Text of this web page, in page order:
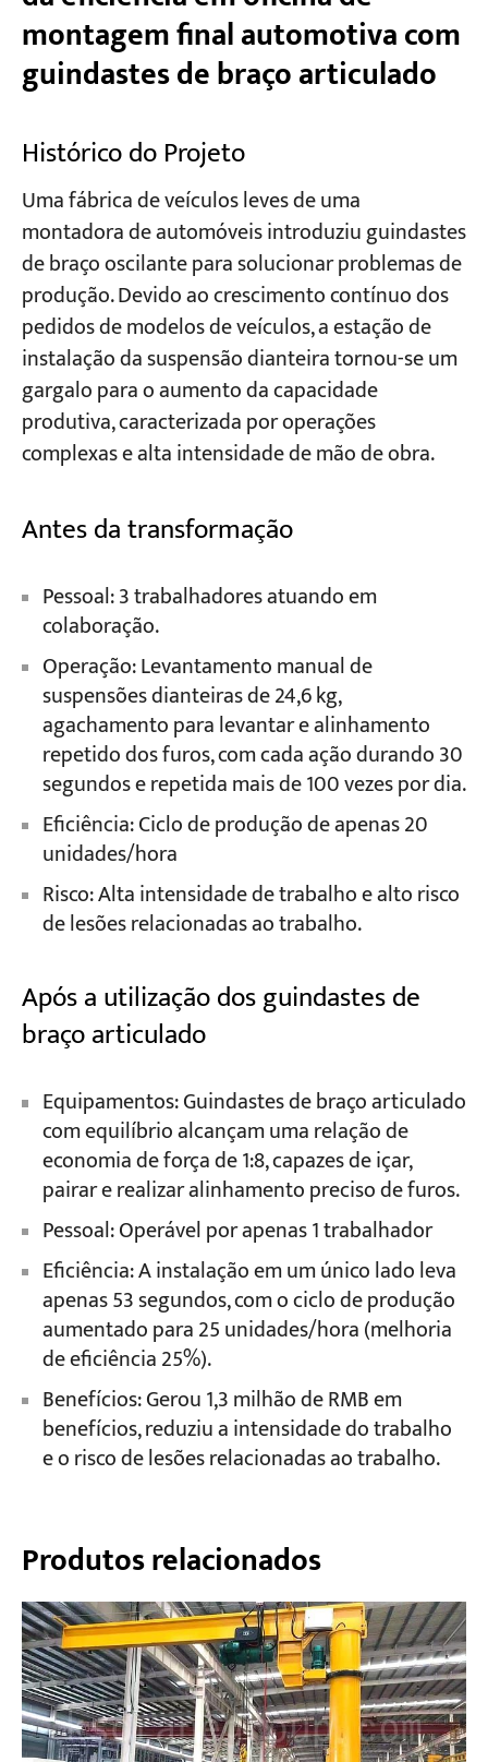
montagem final automotiva com
guindastes de braço articulado
Histórico do Projeto
Uma fábrica de veículos leves de uma
montadora de automóveis introduziu guindastes
de braço oscilante para solucionar problemas de
produção. Devido ao crescimento contínuo dos
pedidos de modelos de veículos, a estação de
instalação da suspensão dianteira tornou-se um
gargalo para o aumento da capacidade
produtiva, caracterizada por operações
complexas e alta intensidade de mão de obra.
Antes da transformação
Pessoal: 3 trabalhadores atuando em
colaboração.
Operação: Levantamento manual de
suspensões dianteiras de 24,6 kg,
agachamento para levantar e alinhamento
repetido dos furos, com cada ação durando 30
segundos e repetida mais de 100 vezes por dia.
Eficiência: Ciclo de produção de apenas 20
unidades/hora
Risco: Alta intensidade de trabalho e alto risco
de lesões relacionadas ao trabalho.
Após a utilização dos guindastes de
braço articulado
Equipamentos: Guindastes de braço articulado
com equilíbrio alcançam uma relação de
economia de força de 1:8, capazes de içar,
pairar e realizar alinhamento preciso de furos.
Pessoal: Operável por apenas 1 trabalhador
Eficiência: A instalação em um único lado leva
apenas 53 segundos, com o ciclo de produção
aumentado para 25 unidades/hora (melhoria
de eficiência 25%).
Benefícios: Gerou 1,3 milhão de RMB em
benefícios, reduziu a intensidade do trabalho
e o risco de lesões relacionadas ao trabalho.
Produtos relacionados